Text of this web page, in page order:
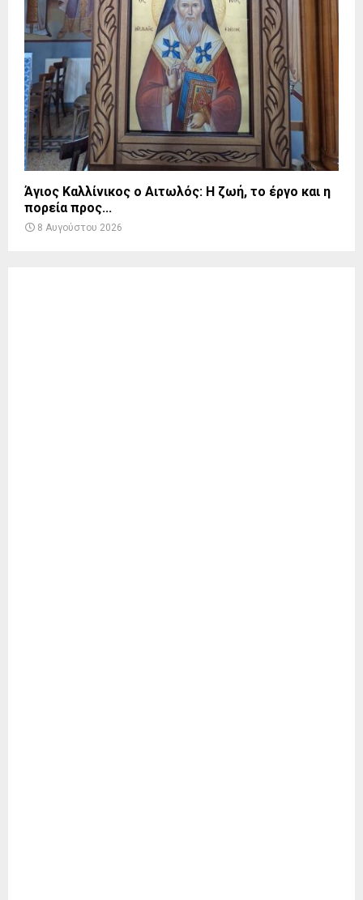
Άγιος Καλλίνικος ο Αιτωλός: Η ζωή, το έργο και η
πορεία προς...
8 Αυγούστου 2026